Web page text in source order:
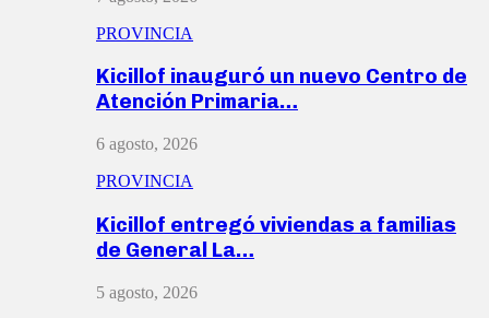
PROVINCIA
Kicillof inauguró un nuevo Centro de
Atención Primaria…
6 agosto, 2026
PROVINCIA
Kicillof entregó viviendas a familias
de General La…
5 agosto, 2026